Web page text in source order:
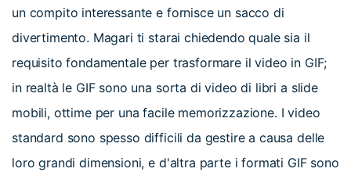
un compito interessante e fornisce un sacco di
divertimento. Magari ti starai chiedendo quale sia il
requisito fondamentale per trasformare il video in GIF;
in realtà le GIF sono una sorta di video di libri a slide
mobili, ottime per una facile memorizzazione. I video
standard sono spesso difficili da gestire a causa delle
loro grandi dimensioni, e d'altra parte i formati GIF sono